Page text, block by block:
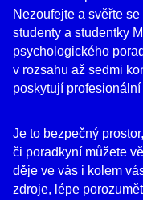
Nezoufejte a svěřte
studenty a studentky
psychologického
v rozsahu až sedmi
poskytují
Je to bezpečný
či poradkyní můžete
děje ve vás i kolem
zdroje, lépe